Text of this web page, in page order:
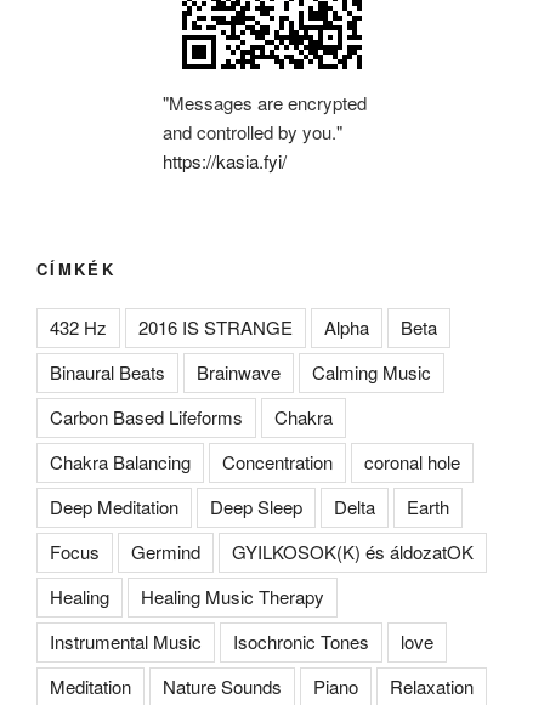
"Messages are encrypted
and controlled by you."
https://kasia.fyi/
CÍMKÉK
432 Hz 2016 IS STRANGE Alpha
Beta
Binaural Beats
Brainwave
Calming Music
Carbon Based Lifeforms
Chakra
Chakra Balancing
Concentration
coronal hole
Deep Meditation
Deep Sleep Delta
Earth
Focus
Germind
GYILKOSOK(K) és áldozatOK
Healing
Healing Music Therapy
Instrumental Music
Isochronic Tones
love
Meditation
Nature Sounds Piano Relaxation